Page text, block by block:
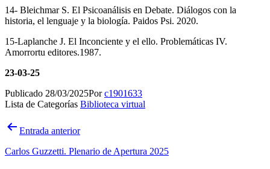
14- Bleichmar S. El Psicoanálisis en Debate. Diálogos con la
historia, el lenguaje y la biología. Paidos Psi. 2020.
15-Laplanche J. El Inconciente y el ello. Problemáticas IV.
Amorrortu editores.1987.
23-03-25
Publicado 28/03/2025Porc1901633
Lista de Categorías Biblioteca virtual
Navegación
entradas
Entrada anterior
Carlos Guzzetti. Plenario de Apertura 2025